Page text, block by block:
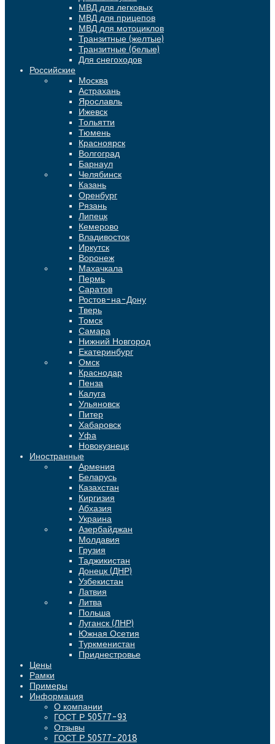
МВД для легковых
МВД для прицепов
МВД для мотоциклов
Транзитные (желтые)
Транзитные (белые)
Для снегоходов
Российские
Москва
Астрахань
Ярославль
Ижевск
Тольятти
Тюмень
Красноярск
Волгоград
Барнаул
Челябинск
Казань
Оренбург
Рязань
Липецк
Кемерово
Владивосток
Иркутск
Воронеж
Махачкала
Пермь
Саратов
Ростов-на-Дону
Тверь
Томск
Самара
Нижний Новгород
Екатеринбург
Омск
Краснодар
Пенза
Калуга
Ульяновск
Питер
Хабаровск
Уфа
Новокузнецк
Иностранные
Армения
Беларусь
Казахстан
Киргизия
Абхазия
Украина
Азербайджан
Молдавия
Грузия
Таджикистан
Донецк (ДНР)
Узбекистан
Латвия
Литва
Польша
Луганск (ЛНР)
Южная Осетия
Туркменистан
Приднестровье
Цены
Рамки
Примеры
Информация
О компании
ГОСТ Р 50577-93
Отзывы
ГОСТ Р 50577-2018